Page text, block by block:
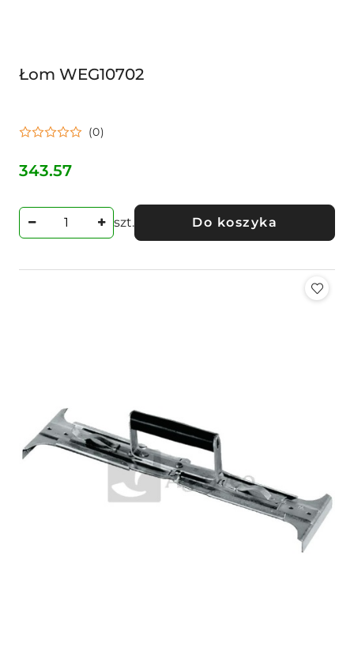
Łom WEG10702
(0)
Cena:
343.57
szt. Do koszyka